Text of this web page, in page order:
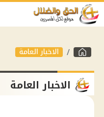
الاخبار العامة
الاخبار العامة